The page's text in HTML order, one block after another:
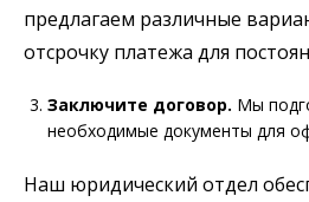
предлагаем различные
отсрочку платежа для
Заключите договор. Мы
необходимые документы для
Наш юридический отдел